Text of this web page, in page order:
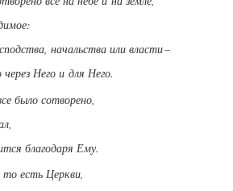
начальства или власти –
Него и для Него.
было сотворено,
благодаря Ему.
есть Церкви,